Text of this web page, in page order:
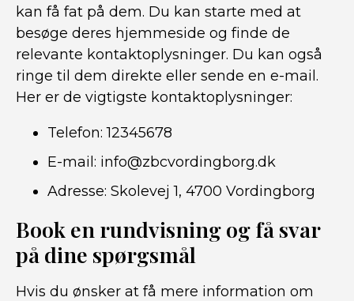
kan få fat på dem. Du kan starte med at
besøge deres hjemmeside og finde de
relevante kontaktoplysninger. Du kan også
ringe til dem direkte eller sende en e-mail.
Her er de vigtigste kontaktoplysninger:
Telefon: 12345678
E-mail: info@zbcvordingborg.dk
Adresse: Skolevej 1, 4700 Vordingborg
Book en rundvisning og få svar
på dine spørgsmål
Hvis du ønsker at få mere information om